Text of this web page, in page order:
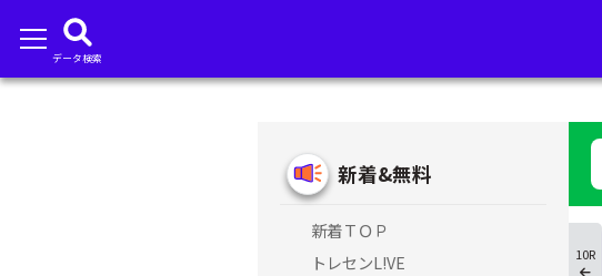
データ検索
新着&無料
新着ＴＯＰ
トレセンL!VE
10R